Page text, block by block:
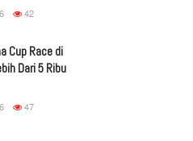
42
Cup Race di
Dari 5 Ribu
47